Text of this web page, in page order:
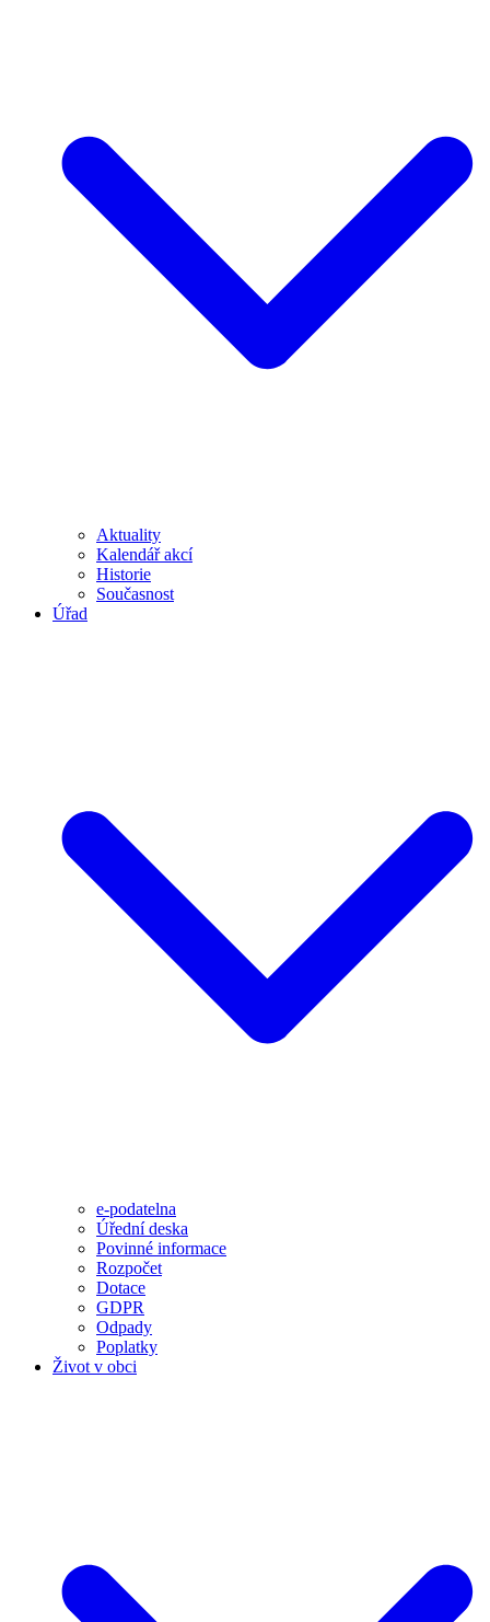
Aktuality
Kalendář akcí
Historie
Současnost
Úřad
e-podatelna
Úřední deska
Povinné informace
Rozpočet
Dotace
GDPR
Odpady
Poplatky
Život v obci